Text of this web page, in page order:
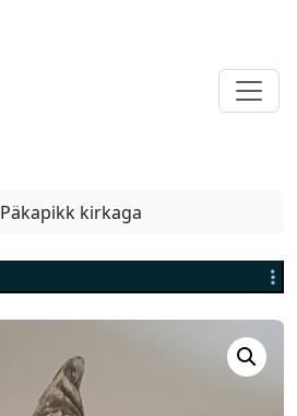
Päkapikk kirkaga